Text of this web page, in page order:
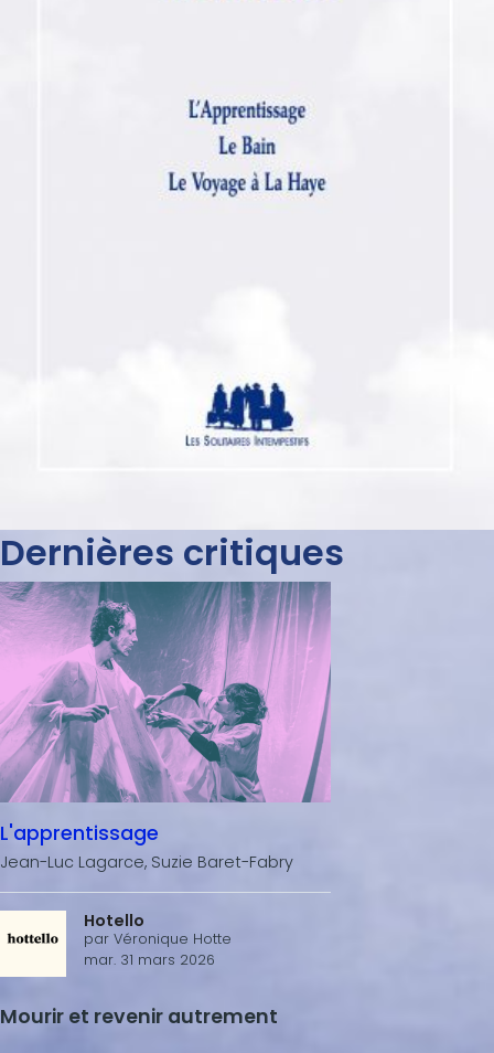
Dernières critiques
L'apprentissage
Jean-Luc Lagarce, Suzie Baret-Fabry
Hotello
par Véronique Hotte
mar. 31 mars 2026
Mourir et revenir autrement